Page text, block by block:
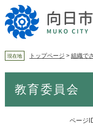
ー
ジ
ニ
ュ
文
音声読み上げ
現在地 トップページ > 組織で
教育委員会
ページ